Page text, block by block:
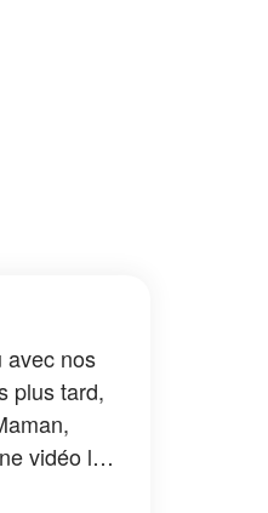
avec nos
plus tard,
vidéo la
m'a